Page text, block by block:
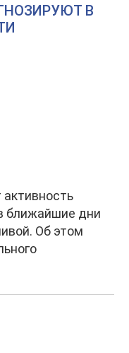
В
ближайшие дни
Об этом